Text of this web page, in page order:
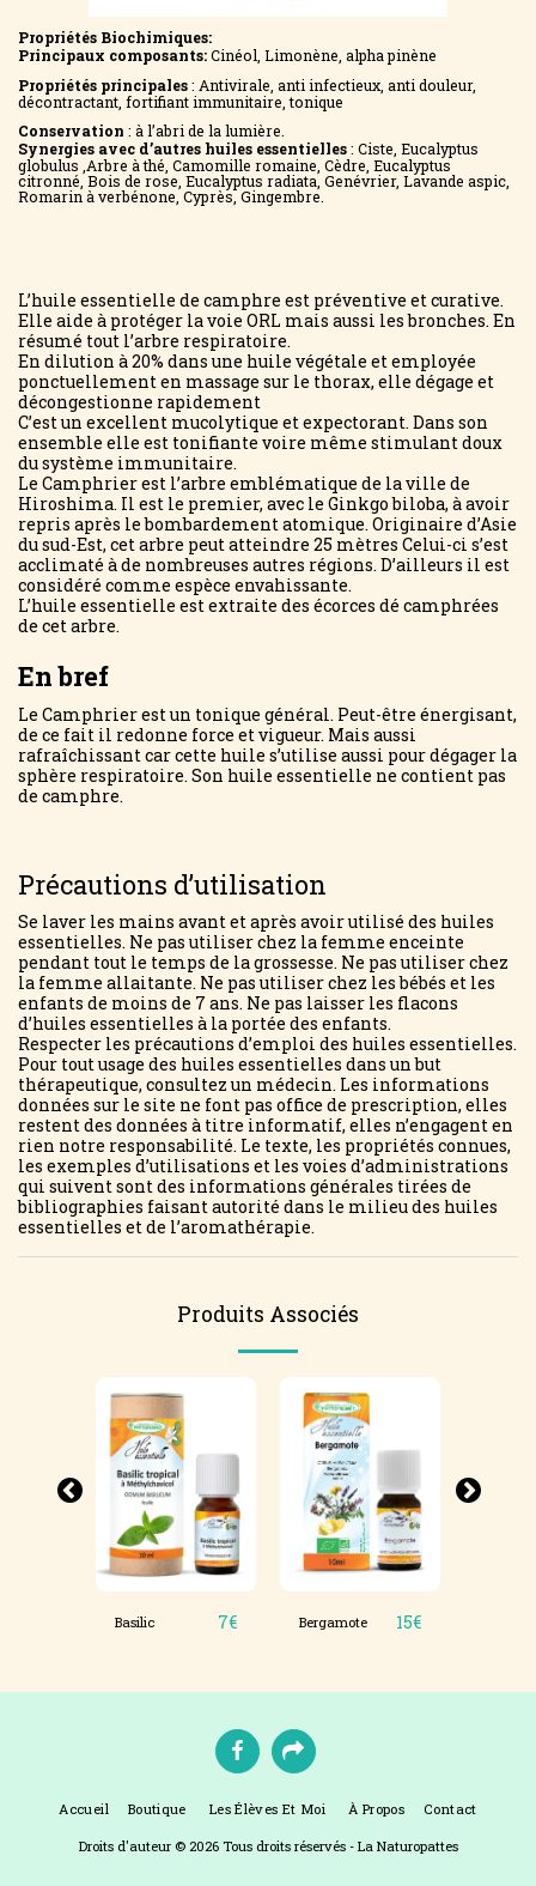
Propriétés Biochimiques:
Principaux composants:Cinéol, Limonène, alpha pinène
Propriétés principales: Antivirale, anti infectieux, anti douleur,
décontractant, fortifiant immunitaire, tonique
Conservation : à l’abri de la lumière.
Synergies avec d’autres huiles essentielles: Ciste, Eucalyptus
globulus ,Arbre à thé, Camomille romaine, Cèdre, Eucalyptus
citronné, Bois de rose, Eucalyptus radiata, Genévrier, Lavande aspic,
Romarin à verbénone, Cyprès, Gingembre.
L’huile essentielle de camphre est préventive et curative.
Elle aide à protéger la voie ORL mais aussi les bronches. En
résumé tout l’arbre respiratoire.
En dilution à 20% dans une huile végétale et employée
ponctuellement en massage sur le thorax, elle dégage et
décongestionne rapidement
C’est un excellent mucolytique et expectorant. Dans son
ensemble elle est tonifiante voire même stimulant doux
du système immunitaire.
Le Camphrier est l’arbre emblématique de la ville de
Hiroshima. Il est le premier, avec le Ginkgo biloba, à avoir
repris après le bombardement atomique. Originaire d’Asie
du sud-Est, cet arbre peut atteindre 25 mètres Celui-ci s’est
acclimaté à de nombreuses autres régions. D’ailleurs il est
considéré comme espèce envahissante.
L’huile essentielle est extraite des écorces dé camphrées
de cet arbre.
En bref
Le Camphrier est un tonique général. Peut-être énergisant,
de ce fait il redonne force et vigueur. Mais aussi
rafraîchissant car cette huile s’utilise aussi pour dégager la
sphère respiratoire. Son huile essentielle ne contient pas
de camphre.
Précautions d’utilisation
Se laver les mains avant et après avoir utilisé des huiles
essentielles. Ne pas utiliser chez la femme enceinte
pendant tout le temps de la grossesse. Ne pas utiliser chez
la femme allaitante. Ne pas utiliser chez les bébés et les
enfants de moins de 7 ans. Ne pas laisser les flacons
d’huiles essentielles à la portée des enfants.
Respecter les précautions d’emploi des huiles essentielles.
Pour tout usage des huiles essentielles dans un but
thérapeutique, consultez un médecin. Les informations
données sur le site ne font pas office de prescription, elles
restent des données à titre informatif, elles n’engagent en
rien notre responsabilité. Le texte, les propriétés connues,
les exemples d’utilisations et les voies d’administrations
qui suivent sont des informations générales tirées de
bibliographies faisant autorité dans le milieu des huiles
essentielles et de l’aromathérapie.
Produits Associés
Basilic 7€ Bergamote 15€
Accueil Boutique Les Élèves Et Moi À Propos Contact
Droits d'auteur © 2026 Tous droits réservés - La Naturopattes